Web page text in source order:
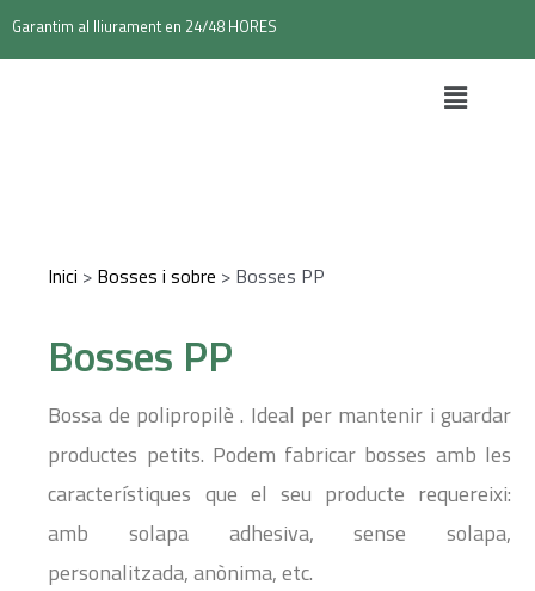
Garantim al lliurament en 24/48 HORES
Inici > Bosses i sobre > Bosses PP
Bosses PP
Bossa de polipropilè . Ideal per mantenir i guardar
productes petits. Podem fabricar bosses amb les
característiques que el seu producte requereixi:
amb solapa adhesiva, sense solapa,
personalitzada, anònima, etc.